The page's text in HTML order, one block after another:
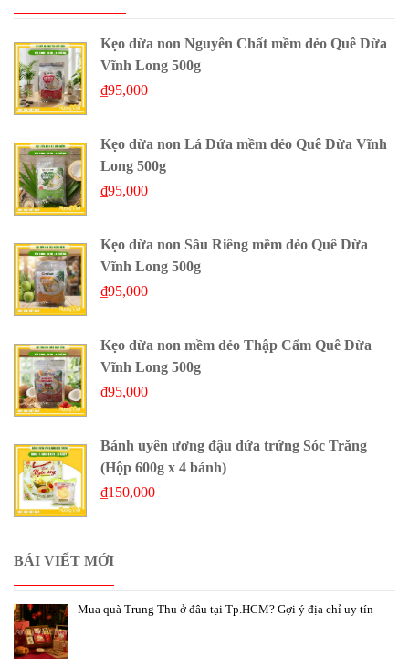
Kẹo dừa non Nguyên Chất mềm dẻo Quê Dừa
Vĩnh Long 500g
₫95,000
Kẹo dừa non Lá Dứa mềm dẻo Quê Dừa Vĩnh
Long 500g
₫95,000
Kẹo dừa non Sầu Riêng mềm dẻo Quê Dừa
Vĩnh Long 500g
₫95,000
Kẹo dừa non mềm dẻo Thập Cẩm Quê Dừa
Vĩnh Long 500g
₫95,000
Bánh uyên ương đậu dứa trứng Sóc Trăng
(Hộp 600g x 4 bánh)
₫150,000
BÁI VIẾT MỚI
Mua quà Trung Thu ở đâu tại Tp.HCM? Gợi ý địa chỉ uy tín